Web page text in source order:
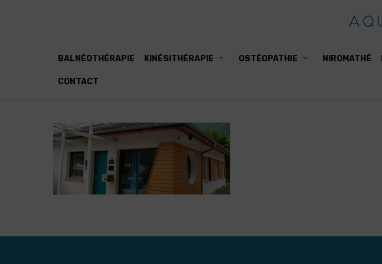
BALNÉOTHÉRAPIE KINÉSITHÉRAPIE OSTÉOPATHIE NIROMATHÉ
CONTACT